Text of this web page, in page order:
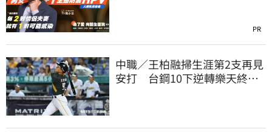
PR
中職／王柏融掃生涯第2支再見
安打 台鋼10下逆轉樂天終止